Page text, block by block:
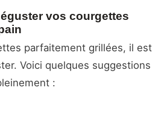
vos courgettes
parfaitement grillées, il est
Voici quelques suggestions
: